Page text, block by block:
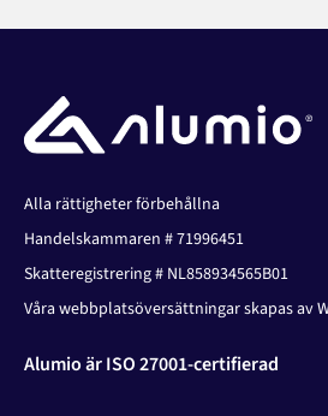
Alla rättigheter förbehållna
Handelskammaren # 71996451
Skatteregistrering # NL858934565B01
Våra webbplatsöversättningar skapas av
Alumio är ISO 27001-certifierad